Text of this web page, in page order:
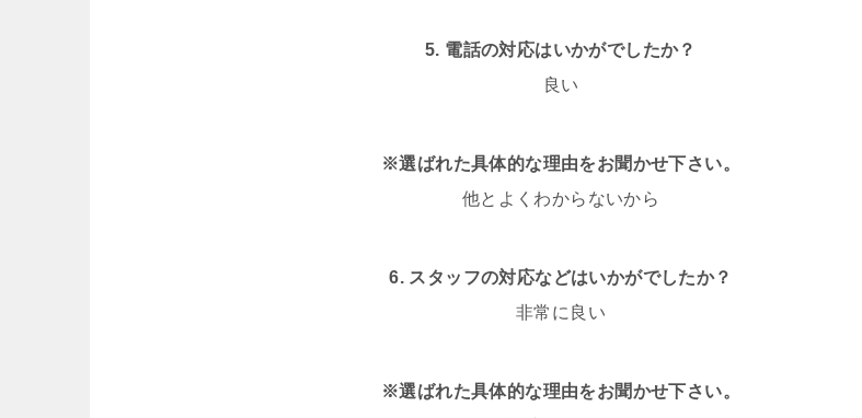
5. 電話の対応はいかがでしたか？
良い
※選ばれた具体的な理由をお聞かせ下さい。
他とよくわからないから
6. スタッフの対応などはいかがでしたか？
非常に良い
※選ばれた具体的な理由をお聞かせ下さい。